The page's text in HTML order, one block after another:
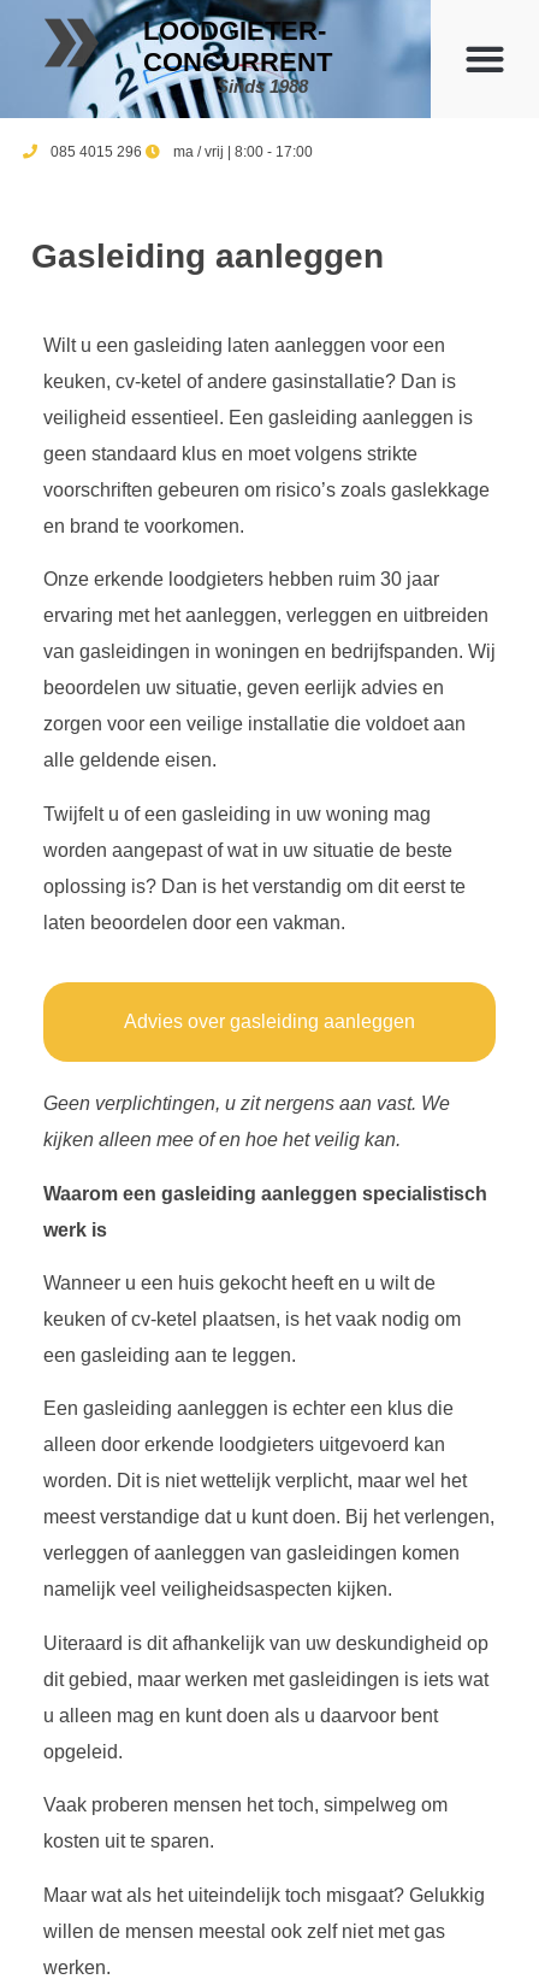
LOODGIETER-
CONCURRENT
Sinds 1988
085 4015 296 ma / vrij | 8:00 - 17:00
Gasleiding aanleggen
Wilt u een gasleiding laten aanleggen voor een
keuken, cv-ketel of andere gasinstallatie? Dan is
veiligheid essentieel. Een gasleiding aanleggen is
geen standaard klus en moet volgens strikte
voorschriften gebeuren om risico’s zoals gaslekkage
en brand te voorkomen.
Onze erkende loodgieters hebben ruim 30 jaar
ervaring met het aanleggen, verleggen en uitbreiden
van gasleidingen in woningen en bedrijfspanden. Wij
beoordelen uw situatie, geven eerlijk advies en
zorgen voor een veilige installatie die voldoet aan
alle geldende eisen.
Twijfelt u of een gasleiding in uw woning mag
worden aangepast of wat in uw situatie de beste
oplossing is? Dan is het verstandig om dit eerst te
laten beoordelen door een vakman.
Advies over gasleiding aanleggen
Geen verplichtingen, u zit nergens aan vast. We
kijken alleen mee of en hoe het veilig kan.
Waarom een gasleiding aanleggen specialistisch
werk is
Wanneer u een huis gekocht heeft en u wilt de
keuken of cv-ketel plaatsen, is het vaak nodig om
een gasleiding aan te leggen.
Een gasleiding aanleggen is echter een klus die
alleen door erkende loodgieters uitgevoerd kan
worden. Dit is niet wettelijk verplicht, maar wel het
meest verstandige dat u kunt doen. Bij het verlengen,
verleggen of aanleggen van gasleidingen komen
namelijk veel veiligheidsaspecten kijken.
Uiteraard is dit afhankelijk van uw deskundigheid op
dit gebied, maar werken met gasleidingen is iets wat
u alleen mag en kunt doen als u daarvoor bent
opgeleid.
Vaak proberen mensen het toch, simpelweg om
kosten uit te sparen.
Maar wat als het uiteindelijk toch misgaat? Gelukkig
willen de mensen meestal ook zelf niet met gas
werken.